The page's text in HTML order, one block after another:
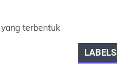
terbentuk
LABELS